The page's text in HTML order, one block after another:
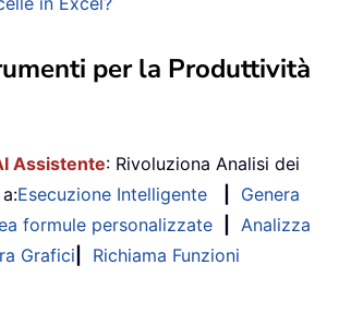
per la Produttività
Assistente: Rivoluziona Analisi dei
Esecuzione Intelligente
Genera
formule personalizzate
Analizza
Grafici
Richiama Funzioni